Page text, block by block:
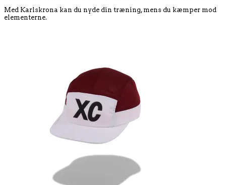
Med Karlskrona kan du nyde din træning, mens du kæmper mod
elementerne.